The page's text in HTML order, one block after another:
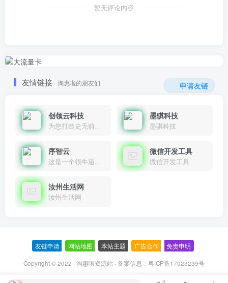
暂无评论内容
友情链接 淘惠啦的朋友们 申请友链
创领云科技
为您打造史无前例的应用产品带您认识新时代产品的创新
墨骐科技
墨骐科技
序智云
这是一个很牛逼的开发者，要开发找他准行！
微信开发工具
微信开发工具
汝州生活网
汝州生活网
友链申请 网站地图 本站主题 广告合作 免责申明
Copyright © 2022 · 淘惠啦资源站 · 备案信息： 粤ICP备17023239号